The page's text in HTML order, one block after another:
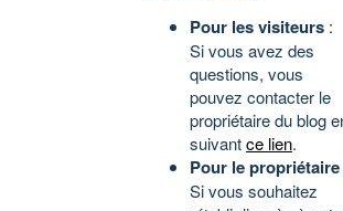
Pour les visiteurs :
Si vous avez des
questions, vous
pouvez contacter le
propriétaire du blog
suivantce lien.
Pour le propriétaire
Si vous souhaitez